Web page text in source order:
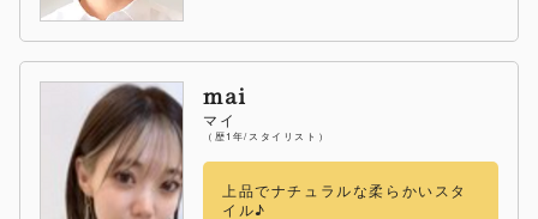
mai
マイ
（歴1年/スタイリスト）
上品でナチュラルな柔らかいスタ
イル♪